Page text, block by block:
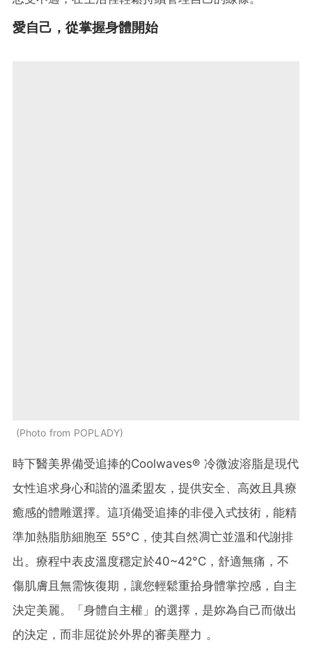
愛自己，從掌握身體開始
Photo from POPLADY
時下醫美界備受追捧的Coolwaves® 冷微波溶脂是現代
女性追求身心和諧的溫柔盟友，提供安全、高效且具療
癒感的體雕選擇。這項備受追捧的非侵入式技術，能精
準加熱脂肪細胞至 55°C，使其自然凋亡並溫和代謝排
出。療程中表皮溫度穩定於40~42°C，舒適無痛，不
傷肌膚且無需恢復期，讓您輕鬆重拾身體掌控感，自主
決定美麗。「身體自主權」的選擇，是妳為自己而做出
的決定，而非屈從於外界的審美壓力 。